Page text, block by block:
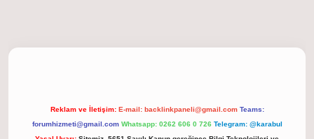
Reklam ve İletişim: E-mail: backlinkpaneli@gmail.com Teams:
forumhizmeti@gmail.com Whatsapp: 0262 606 0 726 Telegram: @karabul